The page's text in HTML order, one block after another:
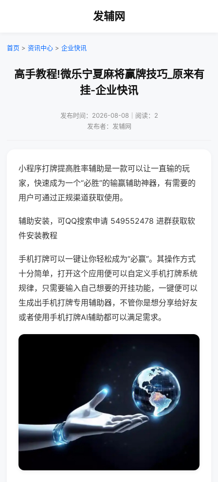
发辅网
首页 > 资讯中心 > 企业快讯
高手教程!微乐宁夏麻将赢牌技巧_原来有
挂-企业快讯
发布时间：2026-08-08｜阅读：2
发布者：发辅网
小程序打牌提高胜率辅助是一款可以让一直输的玩
家，快速成为一个“必胜”的输赢辅助神器，有需要的
用户可通过正规渠道获取使用。
辅助安装，可QQ搜索申请 549552478 进群获取软
件安装教程
手机打牌可以一键让你轻松成为“必赢”。其操作方式
十分简单，打开这个应用便可以自定义手机打牌系统
规律，只需要输入自己想要的开挂功能，一键便可以
生成出手机打牌专用辅助器，不管你是想分享给好友
或者使用手机打牌AI辅助都可以满足需求。